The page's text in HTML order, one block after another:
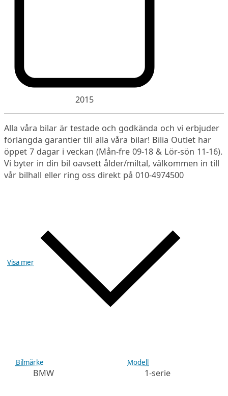
2015
Alla våra bilar är testade och godkända och vi erbjuder
förlängda garantier till alla våra bilar! Bilia Outlet har
öppet 7 dagar i veckan (Mån-fre 09-18 & Lör-sön 11-16).
Vi byter in din bil oavsett ålder/miltal, välkommen in till
vår bilhall eller ring oss direkt på 010-4974500
Visa mer
Bilmärke
BMW
Modell
1-serie